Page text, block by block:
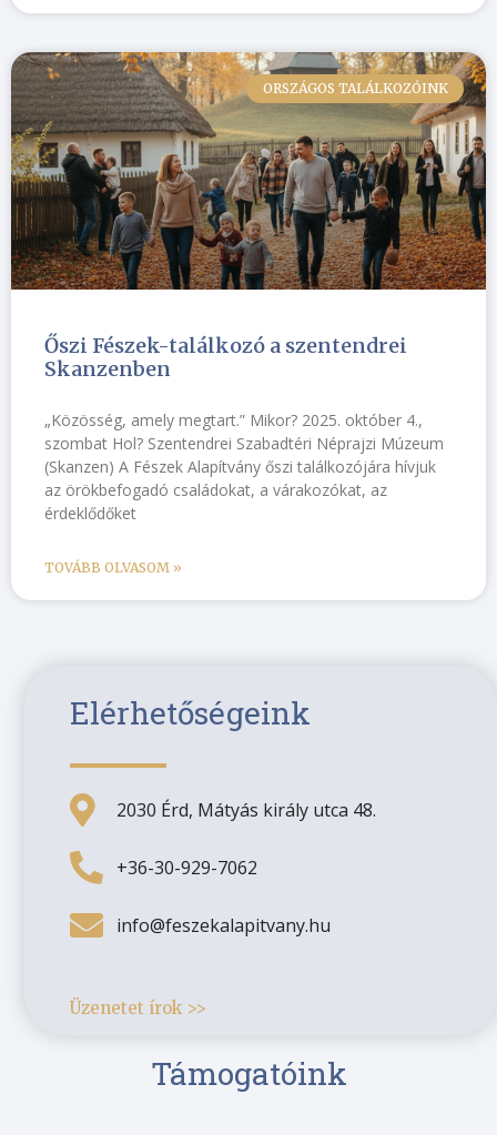
ORSZÁGOS TALÁLKOZÓINK
Őszi Fészek-találkozó a szentendrei
Skanzenben
„Közösség, amely megtart.” Mikor? 2025. október 4.,
szombat Hol? Szentendrei Szabadtéri Néprajzi Múzeum
(Skanzen) A Fészek Alapítvány őszi találkozójára hívjuk
az örökbefogadó családokat, a várakozókat, az
érdeklődőket
TOVÁBB OLVASOM »
Elérhetőségeink
2030 Érd, Mátyás király utca 48.
+36-30-929-7062
info@feszekalapitvany.hu
Üzenetet írok >>
Támogatóink